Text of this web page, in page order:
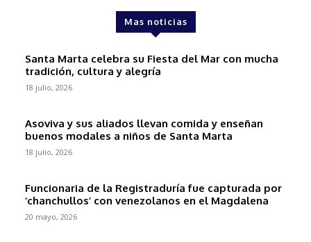
Mas noticias
Santa Marta celebra su Fiesta del Mar con mucha
tradición, cultura y alegría
18 julio, 2026
Asoviva y sus aliados llevan comida y enseñan
buenos modales a niños de Santa Marta
18 julio, 2026
Funcionaria de la Registraduría fue capturada por
‘chanchullos’ con venezolanos en el Magdalena
20 mayo, 2026